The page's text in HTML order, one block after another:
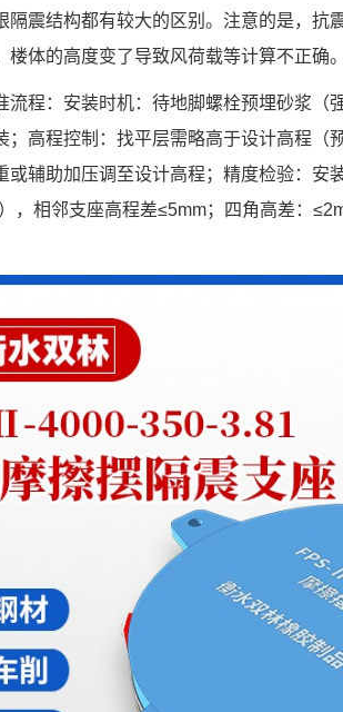
隔震结构都有较大的区别。注意的是，抗
楼体的高度变了导致风荷载等计算不正确
流程：安装时机：待地脚螺栓预埋砂浆（
；高程控制：找平层需略高于设计高程（
或辅助加压调至设计高程；精度检验：安
，相邻支座高程差≤5mm；四角高差：